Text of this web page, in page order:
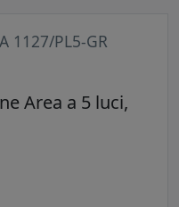
1127/PL5-GR
Area a 5 luci,